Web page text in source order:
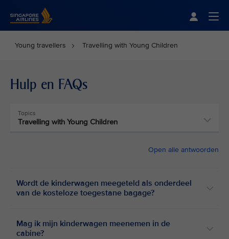
Young travellers Travelling with Young Children
Hulp en FAQs
Topics
Travelling with Young Children
Open alle antwoorden
Wordt de kinderwagen meegeteld als onderdeel
van de kosteloze toegestane bagage?
Mag ik mijn kinderwagen meenemen in de
cabine?